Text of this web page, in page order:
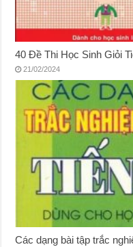
40 Đề Thi Học Sinh Giỏi
21/02/2024
Các dạng bài tập trắc